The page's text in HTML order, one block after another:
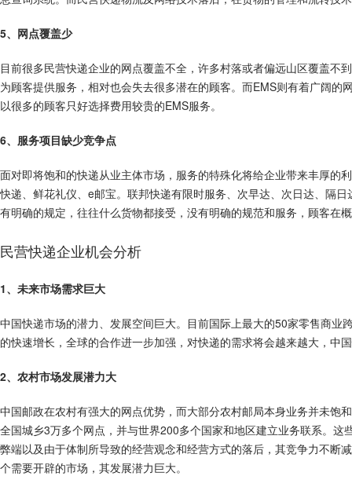
5、网点覆盖少
目前很多民营快递企业的网点覆盖不全，许多村落或者偏远山区覆盖不
为顾客提供服务，相对也会失去很多潜在的顾客。而EMS则有着广阔
以很多的顾客只好选择费用较贵的EMS服务。
6、服务项目缺少竞争点
面对即将饱和的快递从业主体市场，服务的特殊化将给企业带来丰厚的
快递、鲜花礼仪、e邮宝。联邦快递有限时服务、次早达、次日达、隔
有明确的规定，往往什么货物都接受，没有明确的规范和服务，顾客在
民营快递企业机会分析
1、未来市场需求巨大
中国快递市场的潜力、发展空间巨大。目前国际上最大的50家零售商业
的快速增长，全球的合作进一步加强，对快递的需求将会越来越大，中
2、农村市场发展潜力大
中国邮政在农村有强大的网点优势，而大部分农村邮局本身业务并未饱
全国城乡3万多个网点，并与世界200多个国家和地区建立业务联系。
弊端以及由于体制所导致的经营观念和经营方式的落后，其竞争力不断
个需要开辟的市场，其发展潜力巨大。